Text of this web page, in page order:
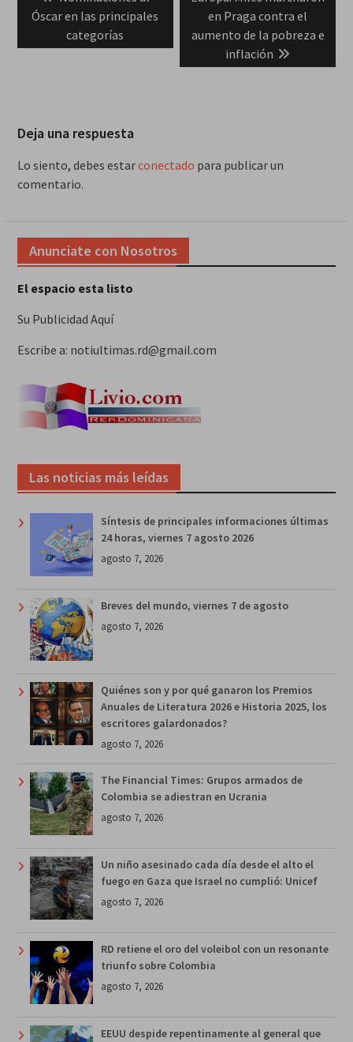
entradas
post:
Óscar en las principales
categorías
post:en Praga contra el
aumento de la pobreza e
inflación
Deja una respuesta
Lo siento, debes estarconectado para publicar un
comentario.
Anunciate con Nosotros
El espacio esta listo
Su Publicidad Aquí
Escribe a: notiultimas.rd@gmail.com
Las noticias más leídas
Síntesis de principales informaciones últimas
24 horas, viernes 7 agosto 2026
agosto 7, 2026
Breves del mundo, viernes 7 de agosto
agosto 7, 2026
Quiénes son y por qué ganaron los Premios
Anuales de Literatura 2026 e Historia 2025, los
escritores galardonados?
agosto 7, 2026
The Financial Times: Grupos armados de
Colombia se adiestran en Ucrania
agosto 7, 2026
Un niño asesinado cada día desde el alto el
fuego en Gaza que Israel no cumplió: Unicef
agosto 7, 2026
RD retiene el oro del voleibol con un resonante
triunfo sobre Colombia
agosto 7, 2026
EEUU despide repentinamente al general que